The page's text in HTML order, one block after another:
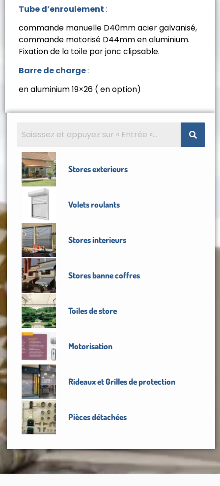
Tube d’enroulement :
commande manuelle D40mm acier galvanisé,
commande motorisé D44mm en aluminium.
Fixation de la toile par jonc clipsable.
Barre de charge:
en aluminium 19×26 ( en option)
Stores exterieurs
Volets roulants
Stores interieurs
Stores banne coffres
Toiles de store
Motorisation
Rideaux et Grilles de protection
Pièces détachées